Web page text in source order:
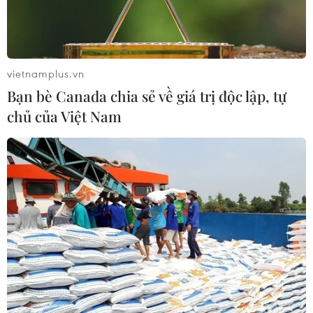
Mỹ áp thuế 15% đối với nguyên liệu
quan trọng để sản xuất chip
07/08/2026 00:56
Google Wallet cho phép phụ huynh
thiết lập số dư an toàn của con cái
06/08/2026 23:44
ChatGPT cung cấp tính năng chat
không giới hạn cho người dùng miễn
phí
06/08/2026 23:32
vietnamplus.vn
Bạn bè Canada chia sẻ về giá trị độc lập, tự
chủ của Việt Nam